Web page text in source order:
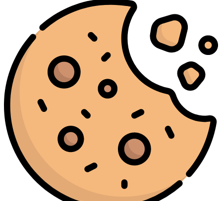
(2)
Orlov Paris
Ormonde Jayne
Orto Parisi
Paco Rabanne
Parfums de Marly
Paris Hilton
(2)
Penhaligon’s
(3)
(1)
Ralph Lauren
Rasasi (2)
RicHarD Maison De Parfum
Roja Parfums
(5)
Sol De Janeiro
Sospiro
Stefano Ricci
Tauer Perfumes
The Beautiful Mind Series